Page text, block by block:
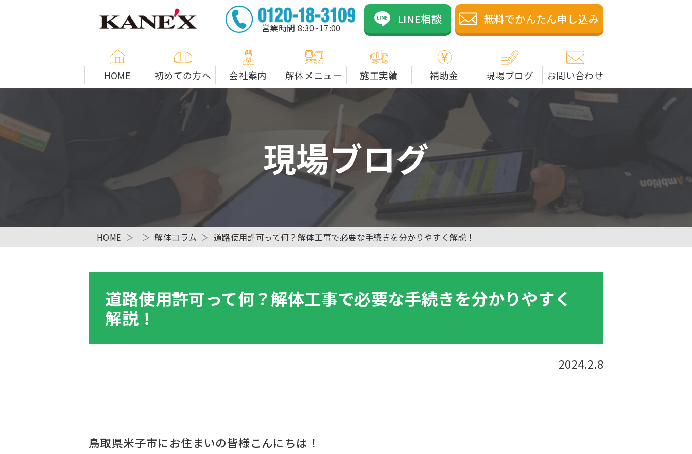
米子市の解体工事専門店のカネックスは資格者在籍の解体業者です。米
営業時間 8:30~17:00
LINE相談 無料でかんたん申し込み
HOME 初めての方へ 会社案内 解体メニュー 施工実績 補助金 現場ブログ お問い合わせ
現場ブログ
HOME 解体コラム 道路使用許可って何？解体工事で必要な手続きを分かりやすく解説！
道路使用許可って何？解体工事で必要な手続きを分かりやすく
解説！
2024.2.8
鳥取県米子市にお住まいの皆様こんにちは！